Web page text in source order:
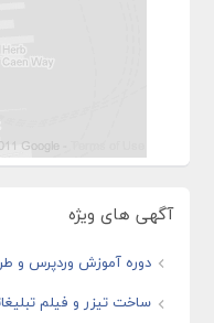
آگهی های ویژه
دوره آموزش وردپرس و
ساخت تیزر و فیلم